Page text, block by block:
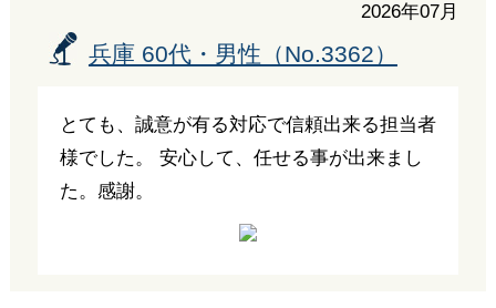
2026年07月
兵庫 60代・男性（No.3362）
とても、誠意が有る対応で信頼出来る担当者
様でした。 安心して、任せる事が出来まし
た。感謝。